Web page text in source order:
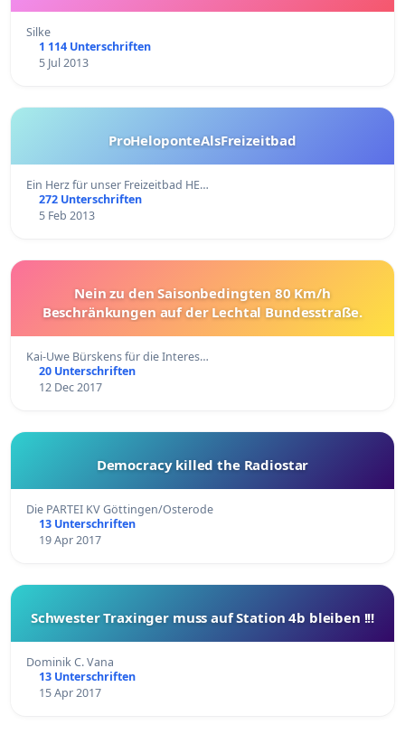
Silke
1 114 Unterschriften
5 Jul 2013
ProHeloponteAlsFreizeitbad
Ein Herz für unser Freizeitbad HE…
272 Unterschriften
5 Feb 2013
Nein zu den Saisonbedingten 80 Km/h
Beschränkungen auf der Lechtal Bundesstraße.
Kai-Uwe Bürskens für die Interes…
20 Unterschriften
12 Dec 2017
Democracy killed the Radiostar
Die PARTEI KV Göttingen/Osterode
13 Unterschriften
19 Apr 2017
Schwester Traxinger muss auf Station 4b bleiben !!!
Dominik C. Vana
13 Unterschriften
15 Apr 2017